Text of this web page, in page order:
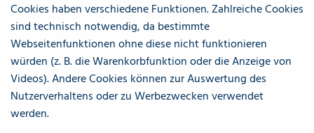
Cookies haben verschiedene Funktionen. Zahlreiche Cookies
sind technisch notwendig, da bestimmte
Webseitenfunktionen ohne diese nicht funktionieren
würden (z. B. die Warenkorbfunktion oder die Anzeige von
Videos). Andere Cookies können zur Auswertung des
Nutzerverhaltens oder zu Werbezwecken verwendet
werden.